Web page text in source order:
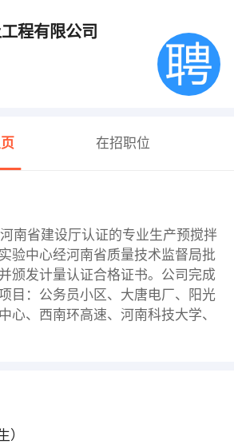
程有限公司
在招职位
南省建设厅认证的专业生产预搅拌
验中心经河南省质量技术监督局批
颁发计量认证合格证书。公司完成
目：公务员小区、大唐电厂、阳光
心、西南环高速、河南科技大学、
）